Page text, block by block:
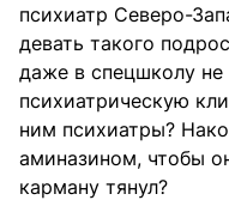
психиатр Северо-
девать такого
даже в спецшколу не
психиатрическую
ним психиатры?
аминазином, чтобы
карману тянул?